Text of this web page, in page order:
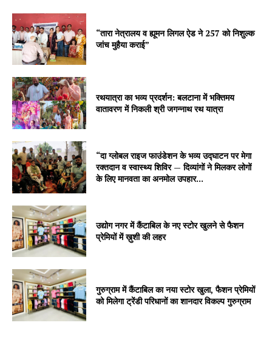
“तारा नेत्रालय व ह्यूमन लिगल ऐड ने 257 को निशुल्क
जांच मुहैया कराई”
रथयात्रा का भव्य प्रदर्शन: बलटाना में भक्तिमय
वातावरण में निकली श्री जगन्नाथ रथ यात्रा
“दा ग्लोबल राइज फाउंडेशन के भव्य उद्घाटन पर मेगा
रक्तदान व स्वास्थ्य शिविर — दिव्यांगों ने मिलकर लोगों
के लिए मानवता का अनमोल उपहार...
उद्योग नगर में कैंटाबिल के नए स्टोर खुलने से फैशन
प्रेमियों में ख़ुशी की लहर
गुरुग्राम में कैंटाबिल का नया स्टोर खुला, फैशन प्रेमियों
को मिलेगा ट्रेंडी परिधानों का शानदार विकल्प गुरुग्राम